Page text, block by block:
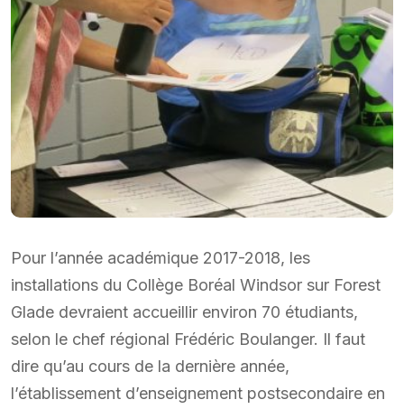
Pour l’année académique 2017-2018, les
installations du Collège Boréal Windsor sur Forest
Glade devraient accueillir environ 70 étudiants,
selon le chef régional Frédéric Boulanger. Il faut
dire qu’au cours de la dernière année,
l’établissement d’enseignement postsecondaire en